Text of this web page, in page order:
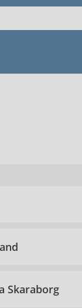
Skaraborg